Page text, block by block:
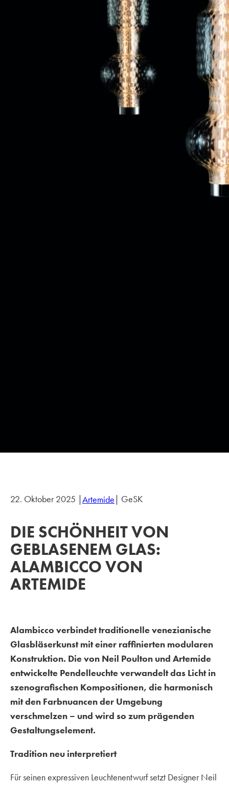
22. Oktober 2025 |Artemide| GeSK
DIE SCHÖNHEIT VON
GEBLASENEM GLAS:
ALAMBICCO VON
ARTEMIDE
Alambicco verbindet traditionelle venezianische
Glasbläserkunst mit einer raffinierten modularen
Konstruktion. Die von Neil Poulton und Artemide
entwickelte Pendelleuchte verwandelt das Licht in
szenografischen Kompositionen, die harmonisch
mit den Farbnuancen der Umgebung
verschmelzen – und wird so zum prägenden
Gestaltungselement.
Tradition neu interpretiert
Für seinen expressiven Leuchtenentwurf setzt Designer Neil